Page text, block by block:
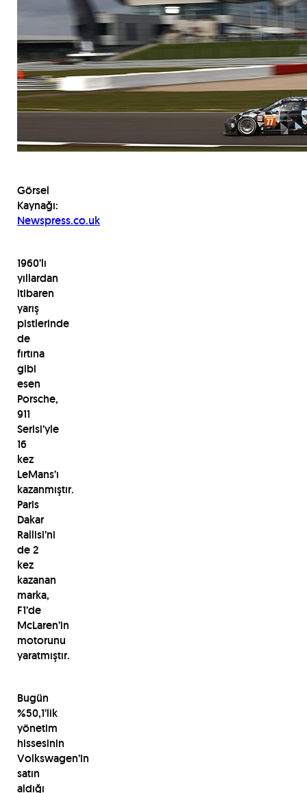
Görsel
Kaynağı:
Newspress.co.uk
1960’lı
yıllardan
itibaren
yarış
pistlerinde
de
fırtına
gibi
esen
Porsche,
911
Serisi’yle
16
kez
LeMans’ı
kazanmıştır.
Paris
Dakar
Rallisi’ni
de 2
kez
kazanan
marka,
F1’de
McLaren’in
motorunu
yaratmıştır.
Bugün
%50,1’lik
yönetim
hissesinin
Volkswagen’in
satın
aldığı